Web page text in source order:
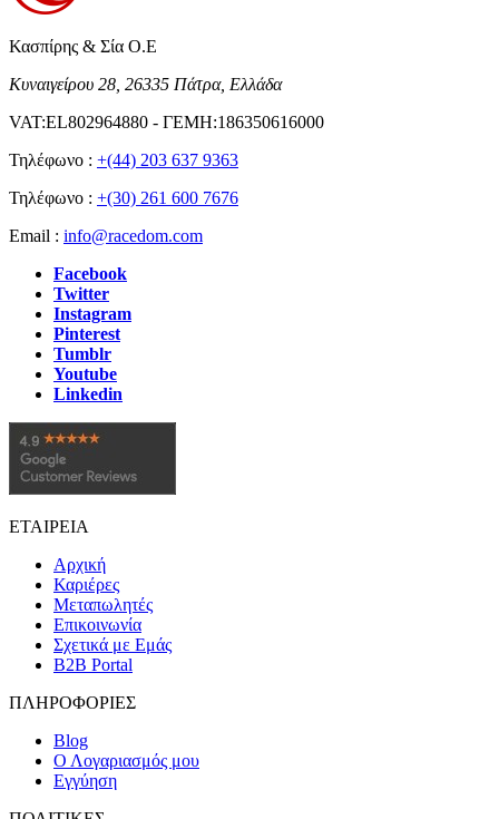
Κασπίρης & Σία Ο.Ε
Κυναιγείρου 28, 26335 Πάτρα, Ελλάδα
VAT:EL802964880 - ΓΕΜΗ:186350616000
Τηλέφωνο : +(44) 203 637 9363
Τηλέφωνο : +(30) 261 600 7676
Email : info@racedom.com
Facebook
Twitter
Instagram
Pinterest
Tumblr
Youtube
Linkedin
ΕΤΑΙΡΕΙΑ
Αρχική
Καριέρες
Μεταπωλητές
Επικοινωνία
Σχετικά με Εμάς
B2B Portal
ΠΛΗΡΟΦΟΡΙΕΣ
Blog
Ο Λογαριασμός μου
Εγγύηση